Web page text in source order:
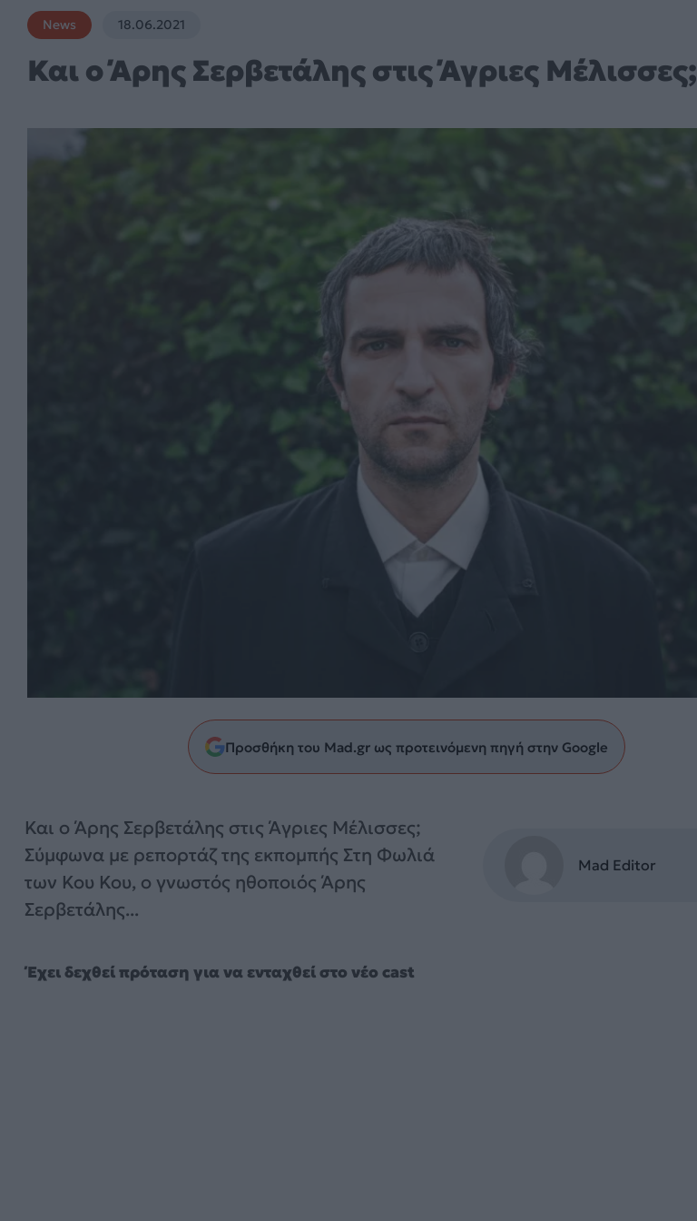
News 18.06.2021
Και ο Άρης Σερβετάλης στις Άγριες Μέλισσες;
Προσθήκη του Mad.gr ως προτεινόμενη πηγή στην Google
Και ο Άρης Σερβετάλης στις Άγριες Μέλισσες;
Σύμφωνα με ρεπορτάζ της εκπομπής Στη Φωλιά
των Κου Κου, ο γνωστός ηθοποιός Άρης
Σερβετάλης...
Mad Editor
Έχει δεχθεί πρόταση για να ενταχθεί στο νέο cast